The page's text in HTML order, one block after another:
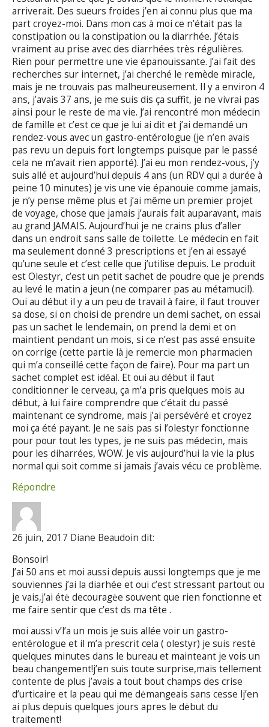
arriverait. Des sueurs froides j’en ai connu plus que ma
part croyez-moi. Dans mon cas à moi ce n’était pas la
constipation ou la constipation ou la diarrhée. J’étais
vraiment au prise avec des diarrhées très régulières.
Rien pour permettre une vie épanouissante. J’ai fait des
recherches sur internet, j’ai cherché le remède miracle,
mais je ne trouvais pas malheureusement. Il y a environ 4
ans, j’avais 37 ans, je me suis dis ça suffit, je ne vivrai pas
ainsi pour le reste de ma vie. J’ai rencontré mon médecin
de famille et c’est ce que je lui ai dit et j’ai demandé un
rendez-vous avec un gastro-entérologue (je n’en avais
pas revu un depuis fort longtemps puisque par le passé
cela ne m’avait rien apporté). J’ai eu mon rendez-vous, j’y
suis allé et aujourd’hui depuis 4 ans (un RDV qui a durée à
peine 10 minutes) je vis une vie épanouie comme jamais,
je n’y pense même plus et j’ai même un premier projet
de voyage, chose que jamais j’aurais fait auparavant, mais
au grand JAMAIS. Aujourd’hui je ne crains plus d’aller
dans un endroit sans salle de toilette. Le médecin en fait
ma seulement donné 3 prescriptions et j’en ai essayé
qu’une seule et c’est celle que j’utilise depuis. Le produit
est Olestyr, c’est un petit sachet de poudre que je prends
au levé le matin a jeun (ne comparer pas au métamucil).
Oui au début il y a un peu de travail à faire, il faut trouver
sa dose, si on choisi de prendre un demi sachet, on essai
pas un sachet le lendemain, on prend la demi et on
maintient pendant un mois, si ce n’est pas assé ensuite
on corrige (cette partie là je remercie mon pharmacien
qui m’a conseillé cette façon de faire). Pour ma part un
sachet complet est idéal. Et oui au début il faut
conditionner le cerveau, ça m’a pris quelques mois au
début, à lui faire comprendre que c’était du passé
maintenant ce syndrome, mais j’ai persévéré et croyez
moi ça été payant. Je ne sais pas si l’olestyr fonctionne
pour pour tout les types, je ne suis pas médecin, mais
pour les diharrées, WOW. Je vis aujourd’hui la vie la plus
normal qui soit comme si jamais j’avais vécu ce problème.
Répondre
26 juin, 2017 Diane Beaudoin dit:
Bonsoir!
J’ai 50 ans et moi aussi depuis aussi longtemps que je me
souviennes j’ai la diarhée et oui c’est stressant partout ou
je vais,j’ai étė decouragėe souvent que rien fonctionne et
me faire sentir que c’est ds ma tête .
moi aussi v’l’a un mois je suis allée voir un gastro-
entérologue et il m’a prescrit cela ( olestyr) je suis restė
quelques minutes dans le bureau et mainteant je vois un
beau changement!j’en suis toute surprise,mais tellement
contente de plus j’avais a tout bout champs des crise
d’urticaire et la peau qui me dėmangeais sans cesse lj’en
ai plus depuis quelques jours apres le dėbut du
traitement!